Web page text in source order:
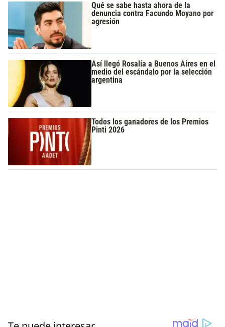
Qué se sabe hasta ahora de la
denuncia contra Facundo Moyano por
agresión
Así llegó Rosalía a Buenos Aires en el
medio del escándalo por la selección
argentina
Todos los ganadores de los Premios
Pinti 2026